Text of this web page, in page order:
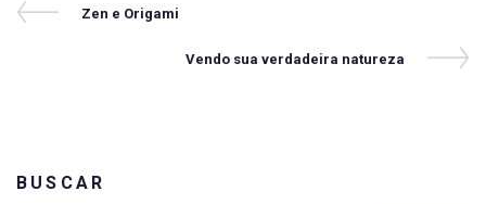
Navegação
Previous
Zen e Origami
Next
Vendo sua verdadeira natureza
BUSCAR